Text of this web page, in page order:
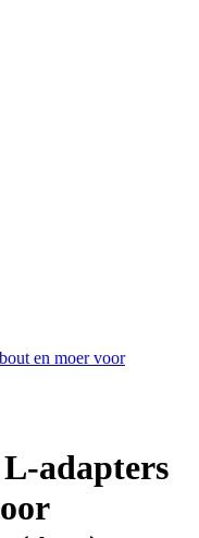
en moer voor
adapters